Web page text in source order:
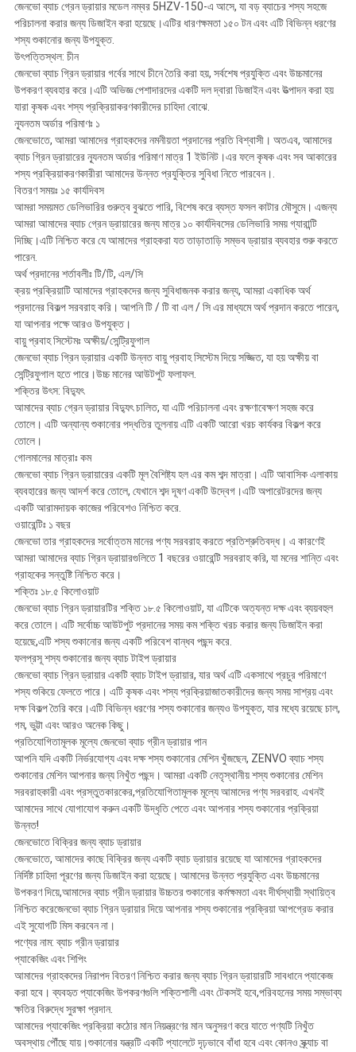
জেনভো ব্যাচ গ্রেন ড্রায়ার মডেল নম্বর 5HZV-150-এ আসে, যা বড় ব্যাচের শস্য সহজে
পরিচালনা করার জন্য ডিজাইন করা হয়েছে।এটির ধারণক্ষমতা ১৫০ টন এবং এটি বিভিন্ন ধরণের
শস্য শুকানোর জন্য উপযুক্ত.
উৎপত্তিস্থল: চীন
জেনভো ব্যাচ গ্রিন ড্রায়ার গর্বের সাথে চীনে তৈরি করা হয়, সর্বশেষ প্রযুক্তি এবং উচ্চমানের
উপকরণ ব্যবহার করে।এটি অভিজ্ঞ পেশাদারদের একটি দল দ্বারা ডিজাইন এবং উত্পাদন করা হয়
যারা কৃষক এবং শস্য প্রক্রিয়াকরণকারীদের চাহিদা বোঝে.
ন্যূনতম অর্ডার পরিমাণঃ ১
জেনভোতে, আমরা আমাদের গ্রাহকদের নমনীয়তা প্রদানের প্রতি বিশ্বাসী। অতএব, আমাদের
ব্যাচ গ্রিন ড্রায়ারের ন্যূনতম অর্ডার পরিমাণ মাত্র 1 ইউনিট।এর ফলে কৃষক এবং সব আকারের
শস্য প্রক্রিয়াকরণকারীরা আমাদের উন্নত প্রযুক্তির সুবিধা নিতে পারবেন।.
বিতরণ সময়ঃ ১৫ কার্যদিবস
আমরা সময়মত ডেলিভারির গুরুত্ব বুঝতে পারি, বিশেষ করে ব্যস্ত ফসল কাটার মৌসুমে। এজন্য
আমরা আমাদের ব্যাচ গ্রেন ড্রায়ারের জন্য মাত্র ১০ কার্যদিবসের ডেলিভারি সময় গ্যারান্টি
দিচ্ছি।এটি নিশ্চিত করে যে আমাদের গ্রাহকরা যত তাড়াতাড়ি সম্ভব ড্রায়ার ব্যবহার শুরু করতে
পারেন.
অর্থ প্রদানের শর্তাবলীঃ টি/টি, এল/সি
ক্রয় প্রক্রিয়াটি আমাদের গ্রাহকদের জন্য সুবিধাজনক করার জন্য, আমরা একাধিক অর্থ
প্রদানের বিকল্প সরবরাহ করি। আপনি টি / টি বা এল / সি এর মাধ্যমে অর্থ প্রদান করতে পারেন,
যা আপনার পক্ষে আরও উপযুক্ত।
বায়ু প্রবাহ সিস্টেমঃ অক্ষীয়/সেন্ট্রিফুগাল
জেনভো ব্যাচ গ্রিন ড্রায়ার একটি উন্নত বায়ু প্রবাহ সিস্টেম দিয়ে সজ্জিত, যা হয় অক্ষীয় বা
সেন্ট্রিফুগাল হতে পারে।উচ্চ মানের আউটপুট ফলাফল.
শক্তির উৎস: বিদ্যুৎ
আমাদের ব্যাচ গ্রেন ড্রায়ার বিদ্যুৎ চালিত, যা এটি পরিচালনা এবং রক্ষণাবেক্ষণ সহজ করে
তোলে। এটি অন্যান্য শুকানোর পদ্ধতির তুলনায় এটি একটি আরো খরচ কার্যকর বিকল্প করে
তোলে।
গোলমালের মাত্রাঃ কম
জেনভো ব্যাচ গ্রিন ড্রায়ারের একটি মূল বৈশিষ্ট্য হল এর কম শব্দ মাত্রা। এটি আবাসিক এলাকায়
ব্যবহারের জন্য আদর্শ করে তোলে, যেখানে শব্দ দূষণ একটি উদ্বেগ।এটি অপারেটরদের জন্য
একটি আরামদায়ক কাজের পরিবেশও নিশ্চিত করে.
ওয়ারেন্টিঃ ১ বছর
জেনভো তার গ্রাহকদের সর্বোত্তম মানের পণ্য সরবরাহ করতে প্রতিশ্রুতিবদ্ধ। এ কারণেই
আমরা আমাদের ব্যাচ গ্রিন ড্রায়ারগুলিতে 1 বছরের ওয়ারেন্টি সরবরাহ করি, যা মনের শান্তি এবং
গ্রাহকের সন্তুষ্টি নিশ্চিত করে।
শক্তিঃ ১৮.৫ কিলোওয়াট
জেনভো ব্যাচ গ্রিন ড্রায়ারটির শক্তি ১৮.৫ কিলোওয়াট, যা এটিকে অত্যন্ত দক্ষ এবং ব্যয়বহুল
করে তোলে। এটি সর্বোচ্চ আউটপুট প্রদানের সময় কম শক্তি খরচ করার জন্য ডিজাইন করা
হয়েছে,এটি শস্য শুকানোর জন্য একটি পরিবেশ বান্ধব পছন্দ করে.
ফলপ্রসূ শস্য শুকানোর জন্য ব্যাচ টাইপ ড্রায়ার
জেনভো ব্যাচ গ্রিন ড্রায়ার একটি ব্যাচ টাইপ ড্রায়ার, যার অর্থ এটি একসাথে প্রচুর পরিমাণে
শস্য শুকিয়ে ফেলতে পারে। এটি কৃষক এবং শস্য প্রক্রিয়াজাতকারীদের জন্য সময় সাশ্রয় এবং
দক্ষ বিকল্প তৈরি করে।এটি বিভিন্ন ধরণের শস্য শুকানোর জন্যও উপযুক্ত, যার মধ্যে রয়েছে চাল,
গম, ভুট্টা এবং আরও অনেক কিছু।
প্রতিযোগিতামূলক মূল্যে জেনভো ব্যাচ গ্রীন ড্রায়ার পান
আপনি যদি একটি নির্ভরযোগ্য এবং দক্ষ শস্য শুকানোর মেশিন খুঁজছেন, ZENVO ব্যাচ শস্য
শুকানোর মেশিন আপনার জন্য নিখুঁত পছন্দ। আমরা একটি নেতৃস্থানীয় শস্য শুকানোর মেশিন
সরবরাহকারী এবং প্রস্তুতকারকের,প্রতিযোগিতামূলক মূল্যে আমাদের পণ্য সরবরাহ. এখনই
আমাদের সাথে যোগাযোগ করুন একটি উদ্ধৃতি পেতে এবং আপনার শস্য শুকানোর প্রক্রিয়া
উন্নত!
জেনভোতে বিক্রির জন্য ব্যাচ ড্রায়ার
জেনভোতে, আমাদের কাছে বিক্রির জন্য একটি ব্যাচ ড্রায়ার রয়েছে যা আমাদের গ্রাহকদের
নির্দিষ্ট চাহিদা পূরণের জন্য ডিজাইন করা হয়েছে। আমাদের উন্নত প্রযুক্তি এবং উচ্চমানের
উপকরণ দিয়ে,আমাদের ব্যাচ গ্রীন ড্রায়ার উচ্চতর শুকানোর কর্মক্ষমতা এবং দীর্ঘস্থায়ী স্থায়িত্ব
নিশ্চিত করেজেনভো ব্যাচ গ্রিন ড্রায়ার দিয়ে আপনার শস্য শুকানোর প্রক্রিয়া আপগ্রেড করার
এই সুযোগটি মিস করবেন না।
পণ্যের নাম: ব্যাচ গ্রীন ড্রায়ার
প্যাকেজিং এবং শিপিং
আমাদের গ্রাহকদের নিরাপদ বিতরণ নিশ্চিত করার জন্য ব্যাচ গ্রিন ড্রায়ারটি সাবধানে প্যাকেজ
করা হবে। ব্যবহৃত প্যাকেজিং উপকরণগুলি শক্তিশালী এবং টেকসই হবে,পরিবহনের সময় সম্ভাব্য
ক্ষতির বিরুদ্ধে সুরক্ষা প্রদান.
আমাদের প্যাকেজিং প্রক্রিয়া কঠোর মান নিয়ন্ত্রণের মান অনুসরণ করে যাতে পণ্যটি নিখুঁত
অবস্থায় পৌঁছে যায়।শুকানোর যন্ত্রটি একটি প্যালেটে দৃঢ়ভাবে বাঁধা হবে এবং কোনও স্ক্র্যাচ বা